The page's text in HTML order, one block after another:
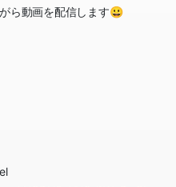
ら動画を配信します😀